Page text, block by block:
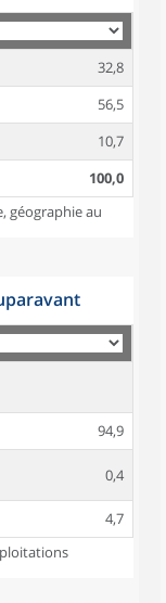
32,8
56,5
10,7
100,0
géographie au
94,9
0,4
4,7